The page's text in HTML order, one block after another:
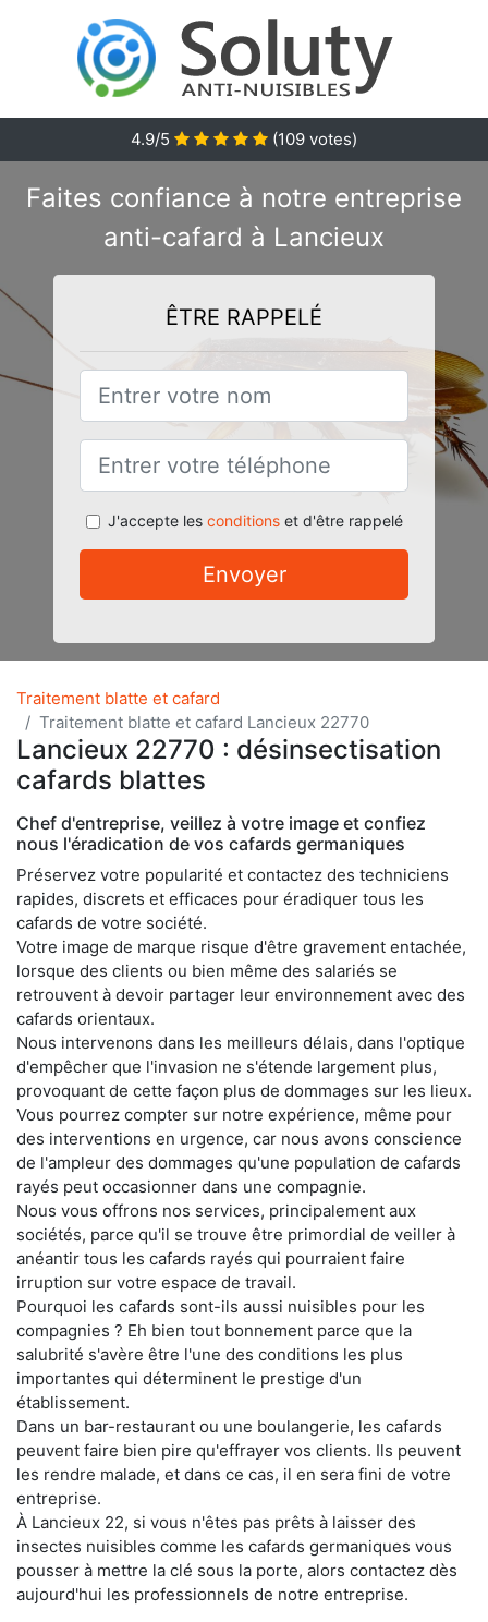
4.9/5 (109 votes)
Faites confiance à notre entreprise
anti-cafard à Lancieux
ÊTRE RAPPELÉ
J'accepte les conditionset d'être rappelé
Envoyer
Traitement blatte et cafard
Traitement blatte et cafard Lancieux 22770
Lancieux 22770 : désinsectisation
cafards blattes
Chef d'entreprise, veillez à votre image et confiez
nous l'éradication de vos cafards germaniques
Préservez votre popularité et contactez des techniciens
rapides, discrets et efficaces pour éradiquer tous les
cafards de votre société.
Votre image de marque risque d'être gravement entachée,
lorsque des clients ou bien même des salariés se
retrouvent à devoir partager leur environnement avec des
cafards orientaux.
Nous intervenons dans les meilleurs délais, dans l'optique
d'empêcher que l'invasion ne s'étende largement plus,
provoquant de cette façon plus de dommages sur les lieux.
Vous pourrez compter sur notre expérience, même pour
des interventions en urgence, car nous avons conscience
de l'ampleur des dommages qu'une population de cafards
rayés peut occasionner dans une compagnie.
Nous vous offrons nos services, principalement aux
sociétés, parce qu'il se trouve être primordial de veiller à
anéantir tous les cafards rayés qui pourraient faire
irruption sur votre espace de travail.
Pourquoi les cafards sont-ils aussi nuisibles pour les
compagnies ? Eh bien tout bonnement parce que la
salubrité s'avère être l'une des conditions les plus
importantes qui déterminent le prestige d'un
établissement.
Dans un bar-restaurant ou une boulangerie, les cafards
peuvent faire bien pire qu'effrayer vos clients. Ils peuvent
les rendre malade, et dans ce cas, il en sera fini de votre
entreprise.
À Lancieux 22, si vous n'êtes pas prêts à laisser des
insectes nuisibles comme les cafards germaniques vous
pousser à mettre la clé sous la porte, alors contactez dès
aujourd'hui les professionnels de notre entreprise.